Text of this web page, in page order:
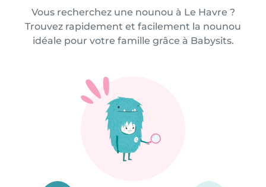
Vous recherchez une nounou à Le Havre ?
Trouvez rapidement et facilement la nounou
idéale pour votre famille grâce à Babysits.